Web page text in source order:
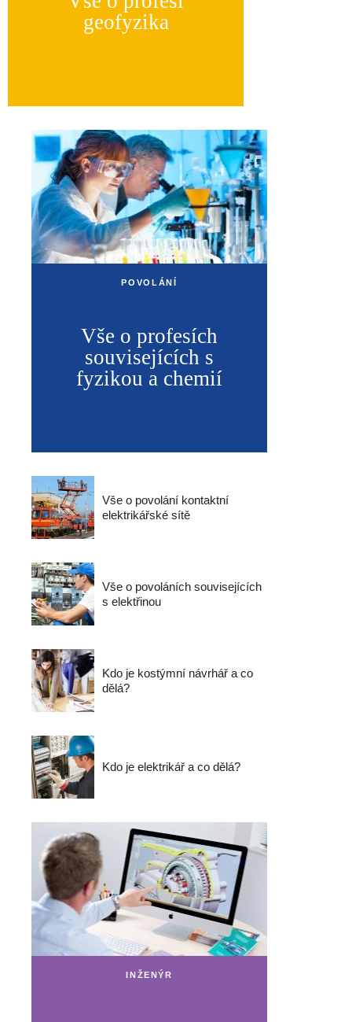
geofyzika
POVOLÁNÍ
Vše o profesích
souvisejících s
fyzikou a chemií
Vše o povolání kontaktní
elektrikářské sítě
Vše o povoláních souvisejících
s elektřinou
Kdo je kostýmní návrhář a co
dělá?
Kdo je elektrikář a co dělá?
INŽENÝR